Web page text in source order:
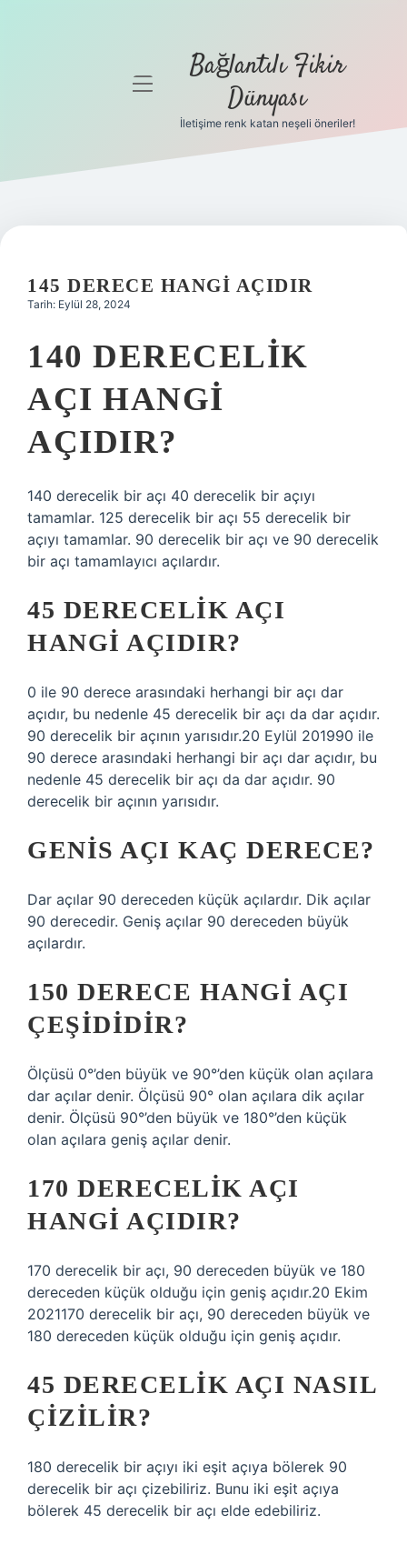
Gizlilik
Hakkımızda
menüyü
Bağlantılı Fikir
Dünyası
İletişime renk katan neşeli öneriler!
145 DERECE HANGI AÇIDIR
Tarih: Eylül 28, 2024
140 DERECELIK
AÇI HANGI
AÇIDIR?
140 derecelik bir açı 40 derecelik bir açıyı
tamamlar. 125 derecelik bir açı 55 derecelik bir
açıyı tamamlar. 90 derecelik bir açı ve 90 derecelik
bir açı tamamlayıcı açılardır.
45 DERECELIK AÇI
HANGI AÇIDIR?
0 ile 90 derece arasındaki herhangi bir açı dar
açıdır, bu nedenle 45 derecelik bir açı da dar açıdır.
90 derecelik bir açının yarısıdır.20 Eylül 201990 ile
90 derece arasındaki herhangi bir açı dar açıdır, bu
nedenle 45 derecelik bir açı da dar açıdır. 90
derecelik bir açının yarısıdır.
GENIS AÇI KAÇ DERECE?
Dar açılar 90 dereceden küçük açılardır. Dik açılar
90 derecedir. Geniş açılar 90 dereceden büyük
açılardır.
150 DERECE HANGI AÇI
ÇEŞIDIDIR?
Ölçüsü 0°’den büyük ve 90°’den küçük olan açılara
dar açılar denir. Ölçüsü 90° olan açılara dik açılar
denir. Ölçüsü 90°’den büyük ve 180°’den küçük
olan açılara geniş açılar denir.
170 DERECELIK AÇI
HANGI AÇIDIR?
170 derecelik bir açı, 90 dereceden büyük ve 180
dereceden küçük olduğu için geniş açıdır.20 Ekim
2021170 derecelik bir açı, 90 dereceden büyük ve
180 dereceden küçük olduğu için geniş açıdır.
45 DERECELIK AÇI NASIL
ÇIZILIR?
180 derecelik bir açıyı iki eşit açıya bölerek 90
derecelik bir açı çizebiliriz. Bunu iki eşit açıya
bölerek 45 derecelik bir açı elde edebiliriz.